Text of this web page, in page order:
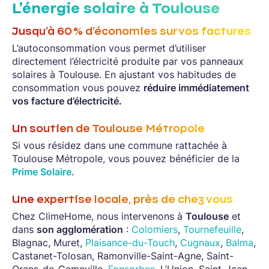
L’énergie solaire à Toulouse
Jusqu’à 60 % d’économies sur vos factures
L’autoconsommation vous permet d’utiliser
directement l’électricité produite par vos panneaux
solaires à Toulouse. En ajustant vos habitudes de
consommation vous pouvez réduire immédiatement
vos facture d’électricité.
Un soutien de Toulouse Métropole
Si vous résidez dans une commune rattachée à
Toulouse Métropole, vous pouvez bénéficier de la
Prime Solaire.
Une expertise locale, près de chez vous
Chez ClimeHome, nous intervenons à Toulouse et
dans son agglomération : Colomiers, Tournefeuille,
Blagnac, Muret, Plaisance-du-Touch, Cugnaux, Balma,
Castanet-Tolosan, Ramonville-Saint-Agne, Saint-